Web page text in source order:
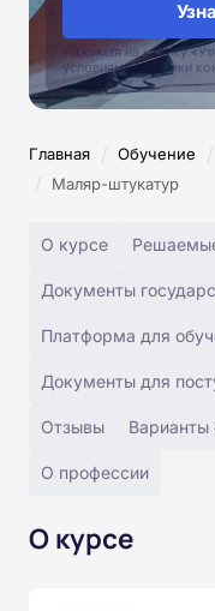
Нажимая на кнопку
условиями политики
Главная / Обучение /
/ Маляр-штукатур
О курсе
Документы
Платформа для
Документы для
Отзывы Варианты
О профессии
О курсе